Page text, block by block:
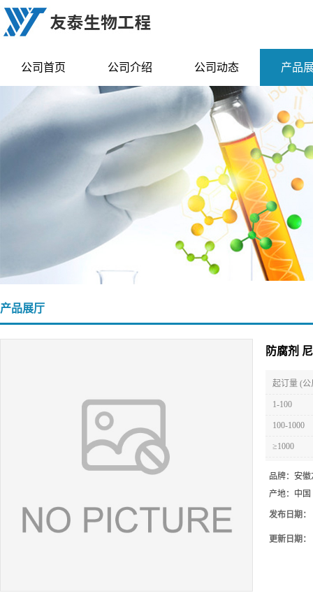
公司首页 公司介绍 公司动态 产品
产品展厅
防腐剂
起订量 (公
1-100
100-1000
≥1000
品牌： 安徽
产地： 中国
发布日期：
更新日期：